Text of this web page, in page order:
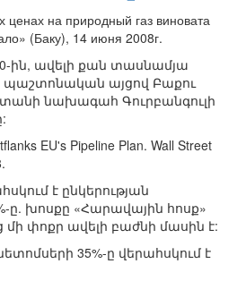
ценах на природный газ виновата
(Баку), 14 июня 2008г.
ին, ավելի քան տասնամյա
պաշտոնական այցով Բաքու
նախագահ Գուրբանգուլի
EU's Pipeline Plan. Wall Street
է ընկերության
ը. խոսքը «Հարավային հոսք»
մի փոքր ավելի բաժնի մասին է:
35%-ը վերահսկում է